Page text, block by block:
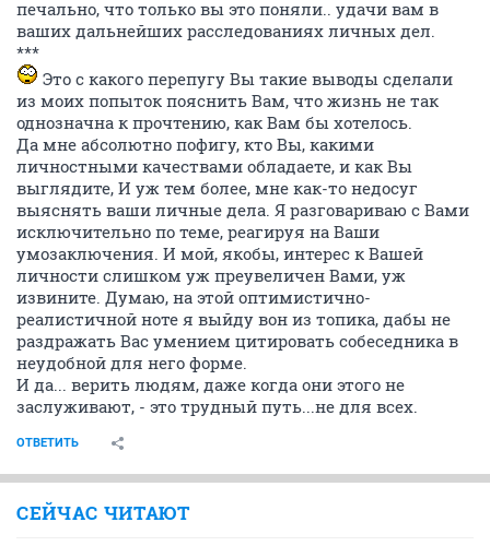
печально, что только вы это поняли.. удачи вам в
ваших дальнейших расследованиях личных дел.
***
Это с какого перепугу Вы такие выводы сделали
из моих попыток пояснить Вам, что жизнь не так
однозначна к прочтению, как Вам бы хотелось.
Да мне абсолютно пофигу, кто Вы, какими
личностными качествами обладаете, и как Вы
выглядите, И уж тем более, мне как-то недосуг
выяснять ваши личные дела. Я разговариваю с Вами
исключительно по теме, реагируя на Ваши
умозаключения. И мой, якобы, интерес к Вашей
личности слишком уж преувеличен Вами, уж
извините. Думаю, на этой оптимистично-
реалистичной ноте я выйду вон из топика, дабы не
раздражать Вас умением цитировать собеседника в
неудобной для него форме.
И да... верить людям, даже когда они этого не
заслуживают, - это трудный путь...не для всех.
ОТВЕТИТЬ
СЕЙЧАС ЧИТАЮТ